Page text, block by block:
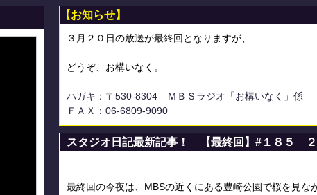
【お知らせ】
３月２０日の放送が最終回となりますが、
どうぞ、お構いなく。
ハガキ：〒530-8304 ＭＢＳラジオ「お構いなく」係
ＦＡＸ：06-6809-9090
スタジオ日記最新記事！ 【最終回】#１８５
最終回の今夜は、MBSの近くにある豊崎公園で桜を見